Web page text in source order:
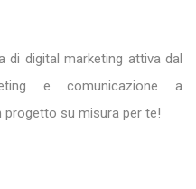
di digital marketing attiva dal
e comunicazione a
progetto su misura per te!